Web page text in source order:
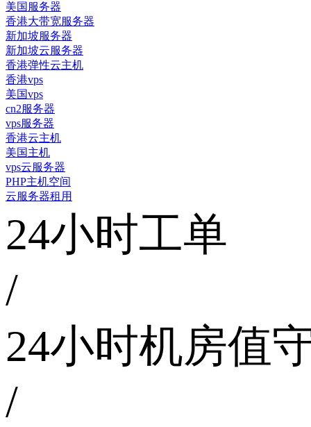
美国服务器
香港大带宽服务器
新加坡服务器
新加坡云服务器
香港弹性云主机
香港vps
美国vps
cn2服务器
vps服务器
香港云主机
美国主机
vps云服务器
PHP主机空间
云服务器租用
24小时工单
/
24小时机房值
/